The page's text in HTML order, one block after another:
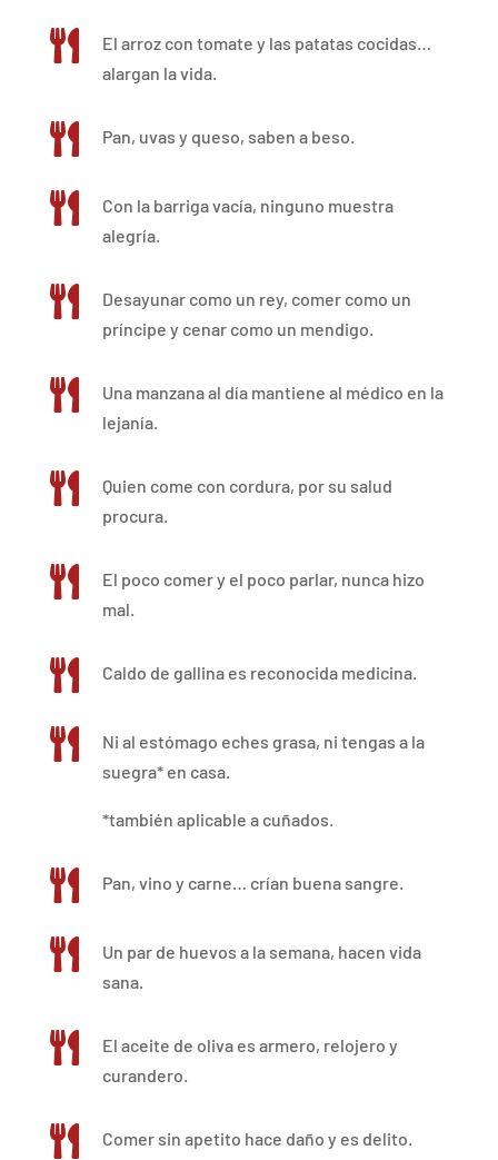

El arroz con tomate y las patatas cocidas…
alargan la vida.
 Pan, uvas y queso, saben a beso.

Con la barriga vacía, ninguno muestra
alegría.

Desayunar como un rey, comer como un
príncipe y cenar como un mendigo.

Una manzana al día mantiene al médico en la
lejanía.

Quien come con cordura, por su salud
procura.

El poco comer y el poco parlar, nunca hizo
mal.
 Caldo de gallina es reconocida medicina.

Ni al estómago eches grasa, ni tengas a la
suegra* en casa.
*también aplicable a cuñados.
 Pan, vino y carne… crían buena sangre.

Un par de huevos a la semana, hacen vida
sana.

El aceite de oliva es armero, relojero y
curandero.
 Comer sin apetito hace daño y es delito.